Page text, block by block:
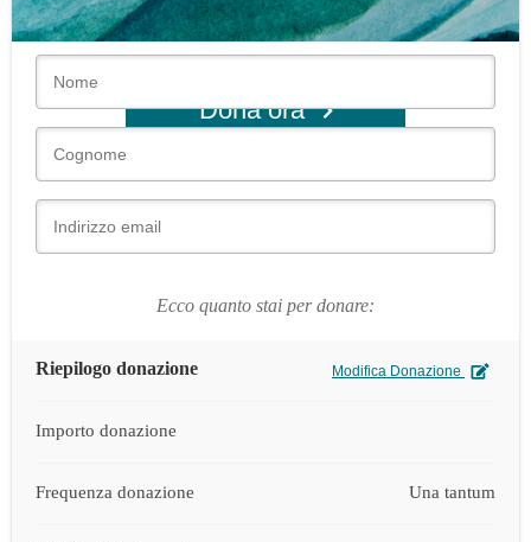
Dona ora
Non condivideremo mai queste informazioni con nessuno.
Ecco quanto stai per donare:
Riepilogo donazione Modifica Donazione
Importo donazione
Frequenza donazione Una tantum